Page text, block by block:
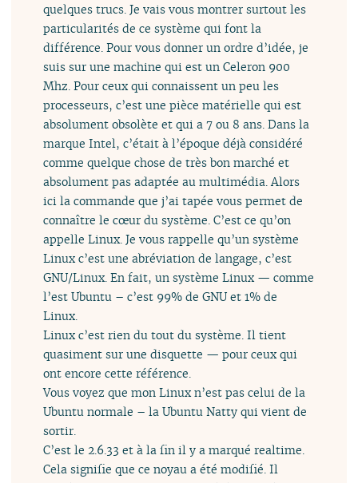
quelques trucs. Je vais vous montrer surtout les
particularités de ce système qui font la
différence. Pour vous donner un ordre d’idée, je
suis sur une machine qui est un Celeron 900
Mhz. Pour ceux qui connaissent un peu les
processeurs, c’est une pièce matérielle qui est
absolument obsolète et qui a 7 ou 8 ans. Dans la
marque Intel, c’était à l’époque déjà considéré
comme quelque chose de très bon marché et
absolument pas adaptée au multimédia. Alors
ici la commande que j’ai tapée vous permet de
connaître le cœur du système. C’est ce qu’on
appelle Linux. Je vous rappelle qu’un système
Linux c’est une abréviation de langage, c’est
GNU/Linux. En fait, un système Linux — comme
l’est Ubuntu – c’est 99% de GNU et 1% de
Linux.
Linux c’est rien du tout du système. Il tient
quasiment sur une disquette — pour ceux qui
ont encore cette référence.
Vous voyez que mon Linux n’est pas celui de la
Ubuntu normale – la Ubuntu Natty qui vient de
sortir.
C’est le 2.6.33 et à la fin il y a marqué realtime.
Cela signifie que ce noyau a été modifié. Il